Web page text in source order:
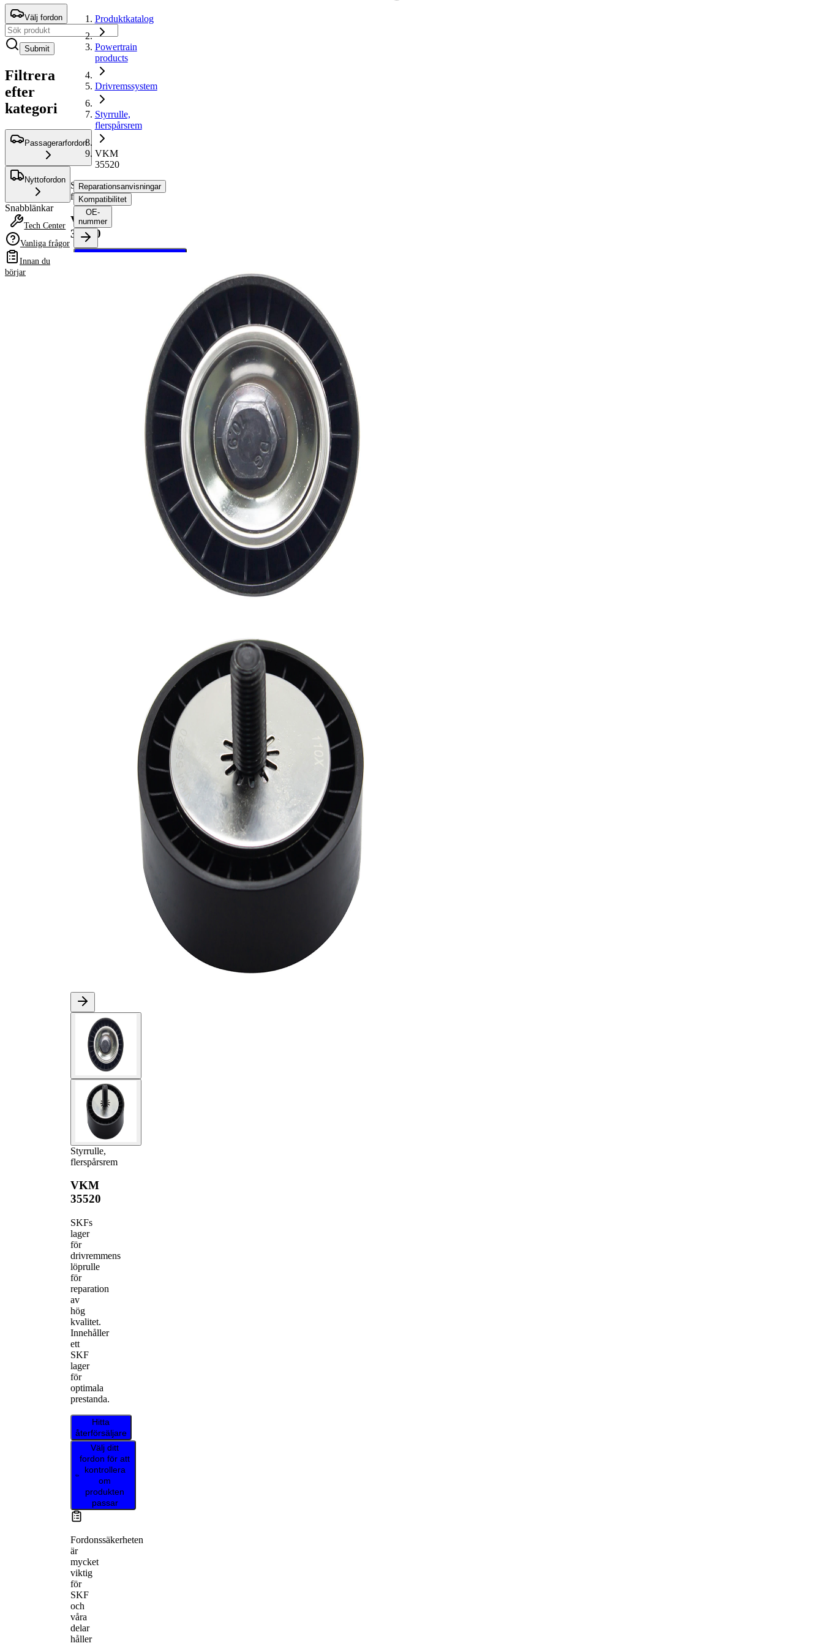
Välj fordon
Submit
Filtrera
efter
kategori
Passagerarfordon
Nyttofordon
Snabblänkar
Tech Center
Vanliga frågor
Innan du
börjar
Produktkatalog
Powertrain
products
Drivremssystem
Styrrulle,
flerspårsrem
VKM
35520
Styrrulle,
flerspårsrem
VKM
35520
Styrrulle,
flerspårsrem
VKM
35520
SKFs
lager
för
drivremmens
löprulle
för
reparation
av
hög
kvalitet.
Innehåller
ett
SKF
lager
för
optimala
prestanda.
Hitta
återförsäljare
Välj ditt
fordon för att
kontrollera
om
produkten
passar
Fordonssäkerheten
är
mycket
viktig
för
SKF
och
våra
delar
håller
Reparationsanvisningar
Kompatibilitet
OE-
nummer
Välj ditt fordon för att